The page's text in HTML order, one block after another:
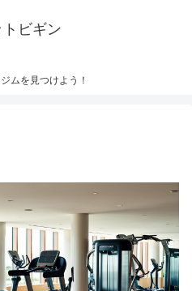
トビギン
ムを見つけよう！